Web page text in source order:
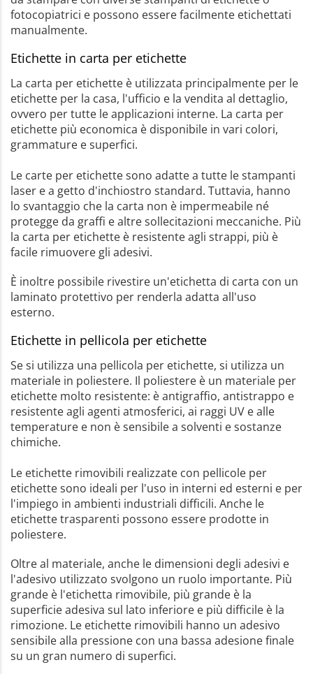
fotocopiatrici e possono essere facilmente etichettati
manualmente.
Etichette in carta per etichette
La carta per etichette è utilizzata principalmente per le
etichette per la casa, l'ufficio e la vendita al dettaglio,
ovvero per tutte le applicazioni interne. La carta per
etichette più economica è disponibile in vari colori,
grammature e superfici.
Le carte per etichette sono adatte a tutte le stampanti
laser e a getto d'inchiostro standard. Tuttavia, hanno
lo svantaggio che la carta non è impermeabile né
protegge da graffi e altre sollecitazioni meccaniche. Più
la carta per etichette è resistente agli strappi, più è
facile rimuovere gli adesivi.
È inoltre possibile rivestire un'etichetta di carta con un
laminato protettivo per renderla adatta all'uso
esterno.
Etichette in pellicola per etichette
Se si utilizza una pellicola per etichette, si utilizza un
materiale in poliestere. Il poliestere è un materiale per
etichette molto resistente: è antigraffio, antistrappo e
resistente agli agenti atmosferici, ai raggi UV e alle
temperature e non è sensibile a solventi e sostanze
chimiche.
Le etichette rimovibili realizzate con pellicole per
etichette sono ideali per l'uso in interni ed esterni e per
l'impiego in ambienti industriali difficili. Anche le
etichette trasparenti possono essere prodotte in
poliestere.
Oltre al materiale, anche le dimensioni degli adesivi e
l'adesivo utilizzato svolgono un ruolo importante. Più
grande è l'etichetta rimovibile, più grande è la
superficie adesiva sul lato inferiore e più difficile è la
rimozione. Le etichette rimovibili hanno un adesivo
sensibile alla pressione con una bassa adesione finale
su un gran numero di superfici.